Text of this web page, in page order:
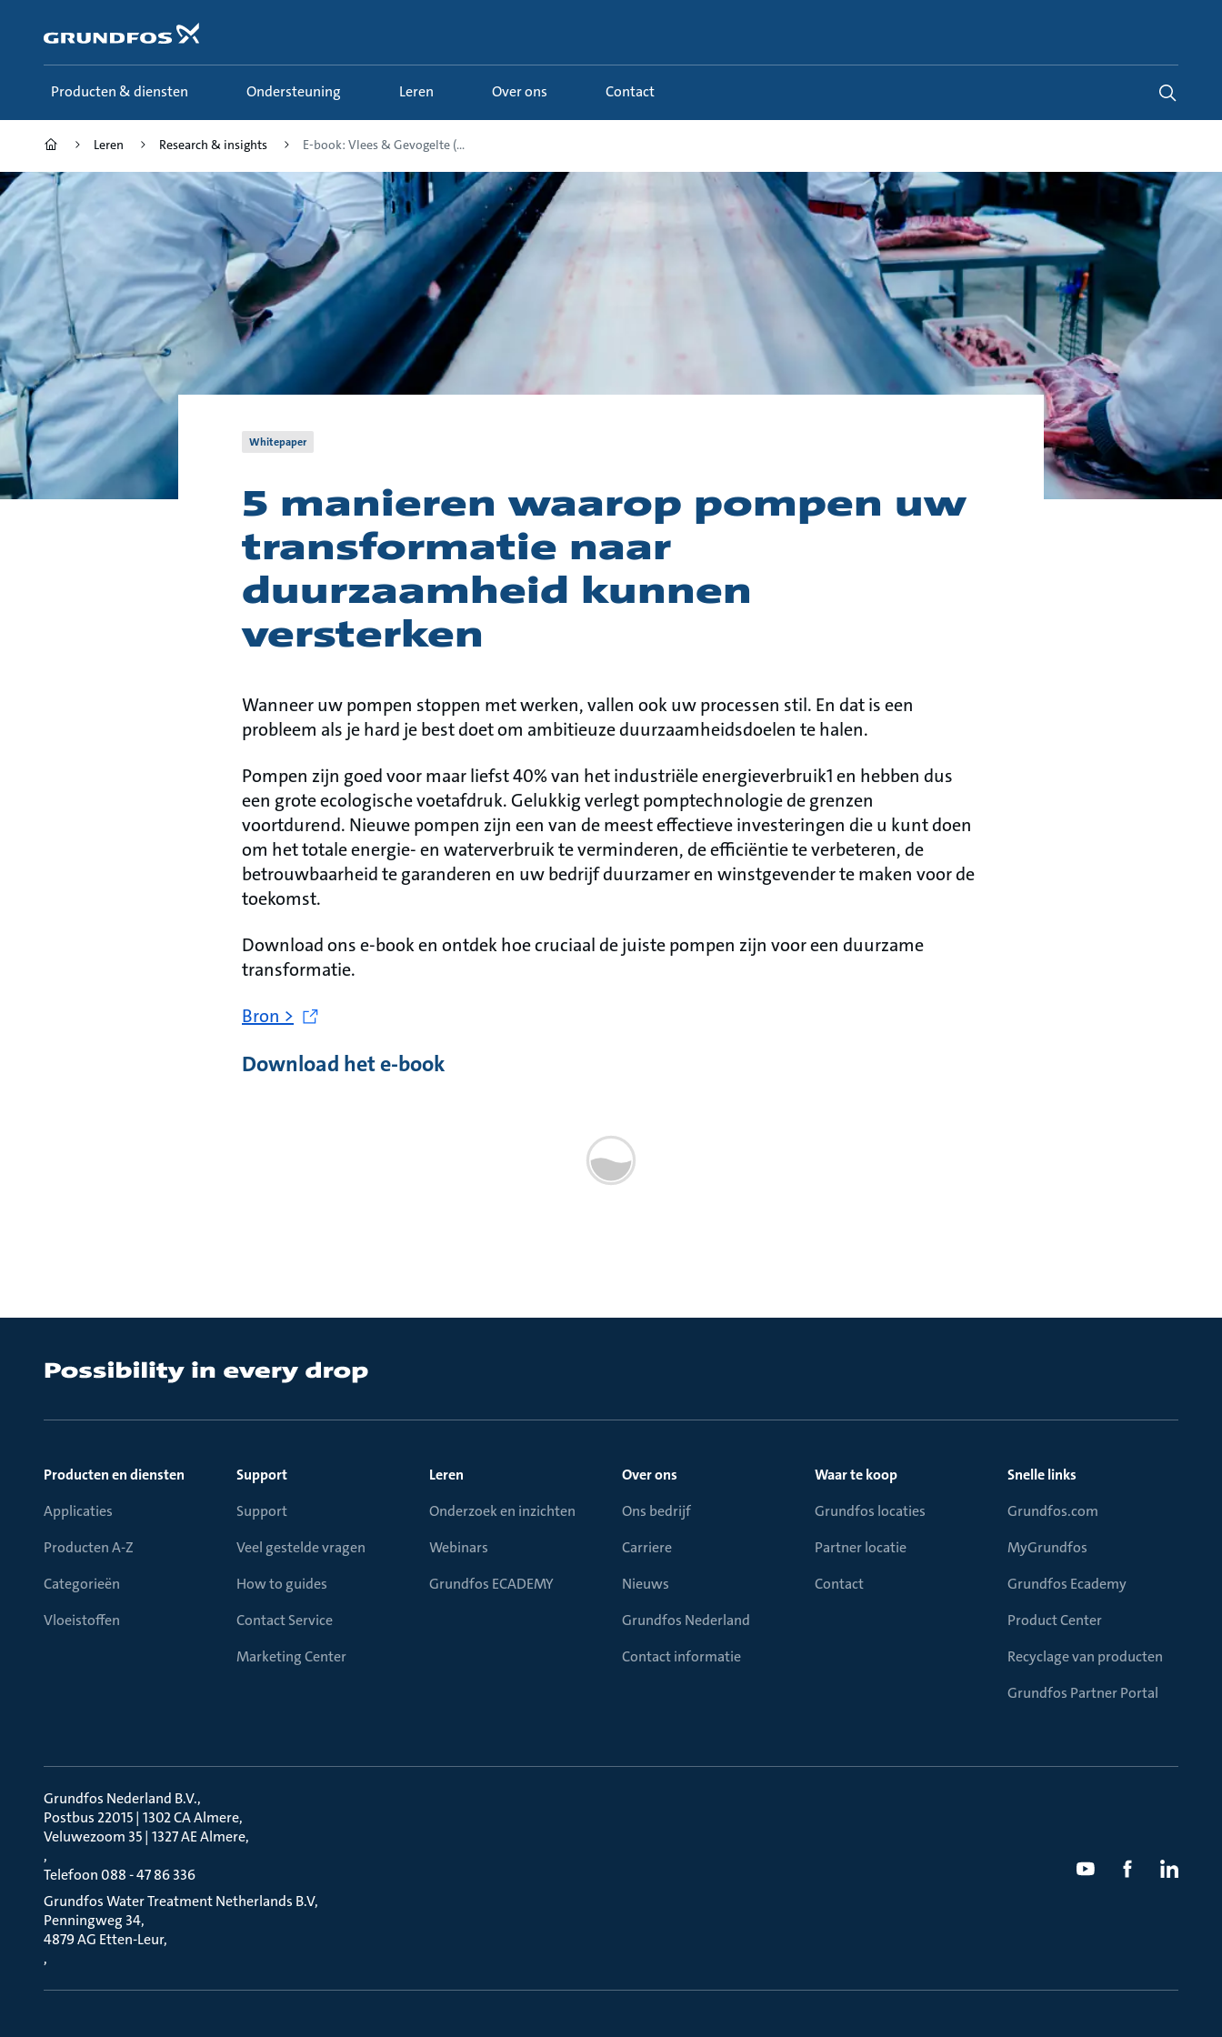
hoofdinhoud
Producten & diensten Ondersteuning Leren Over ons Contact
Leren Research & insights E-book: Vlees & Gevogelte (...
Whitepaper
5 manieren waarop pompen uw
transformatie naar
duurzaamheid kunnen
versterken
Wanneer uw pompen stoppen met werken, vallen ook uw processen stil. En dat is een
probleem als je hard je best doet om ambitieuze duurzaamheidsdoelen te halen.
Pompen zijn goed voor maar liefst 40% van het industriële energieverbruik1 en hebben dus
een grote ecologische voetafdruk. Gelukkig verlegt pomptechnologie de grenzen
voortdurend. Nieuwe pompen zijn een van de meest effectieve investeringen die u kunt doen
om het totale energie- en waterverbruik te verminderen, de efficiëntie te verbeteren, de
betrouwbaarheid te garanderen en uw bedrijf duurzamer en winstgevender te maken voor de
toekomst.
Download ons e-book en ontdek hoe cruciaal de juiste pompen zijn voor een duurzame
transformatie.
Bron >
Download het e-book
Producten en diensten
Applicaties
Producten A-Z
Categorieën
Vloeistoffen
Support
Support
Veel gestelde vragen
How to guides
Contact Service
Marketing Center
Leren
Onderzoek en inzichten
Webinars
Grundfos ECADEMY
Over ons
Ons bedrijf
Carriere
Nieuws
Grundfos Nederland
Contact informatie
Waar te koop
Grundfos locaties
Partner locatie
Contact
Snelle links
Grundfos.com
MyGrundfos
Grundfos Ecademy
Product Center
Recyclage van producten
Grundfos Partner Portal
Grundfos Nederland B.V.
Postbus 22015 | 1302 CA Almere
Veluwezoom 35 | 1327 AE Almere
Telefoon 088 - 47 86 336
Grundfos Water Treatment Netherlands B.V
Penningweg 34
4879 AG Etten-Leur